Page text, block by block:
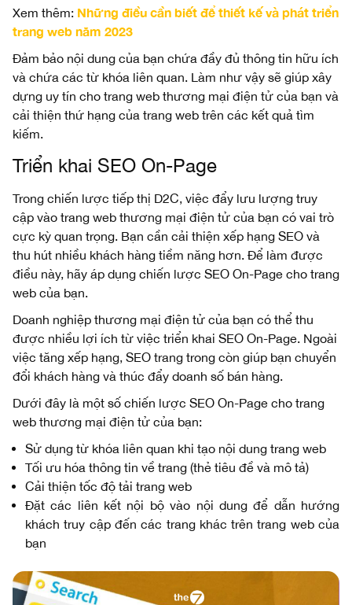
Xem thêm: Những điều cần biết để thiết kế và phát triển
trang web năm 2023
Đảm bảo nội dung của bạn chứa đầy đủ thông tin hữu ích
và chứa các từ khóa liên quan. Làm như vậy sẽ giúp xây
dựng uy tín cho trang web thương mại điện tử của bạn và
cải thiện thứ hạng của trang web trên các kết quả tìm
kiếm.
Triển khai SEO On-Page
Trong chiến lược tiếp thị D2C, việc đẩy lưu lượng truy
cập vào trang web thương mại điện tử của bạn có vai trò
cực kỳ quan trọng. Bạn cần cải thiện xếp hạng SEO và
thu hút nhiều khách hàng tiềm năng hơn. Để làm được
điều này, hãy áp dụng chiến lược SEO On-Page cho trang
web của bạn.
Doanh nghiệp thương mại điện tử của bạn có thể thu
được nhiều lợi ích từ việc triển khai SEO On-Page. Ngoài
việc tăng xếp hạng, SEO trang trong còn giúp bạn chuyển
đổi khách hàng và thúc đẩy doanh số bán hàng.
Dưới đây là một số chiến lược SEO On-Page cho trang
web thương mại điện tử của bạn:
Sử dụng từ khóa liên quan khi tạo nội dung trang web
Tối ưu hóa thông tin về trang (thẻ tiêu đề và mô tả)
Cải thiện tốc độ tải trang web
Đặt các liên kết nội bộ vào nội dung để dẫn hướng
khách truy cập đến các trang khác trên trang web của
bạn